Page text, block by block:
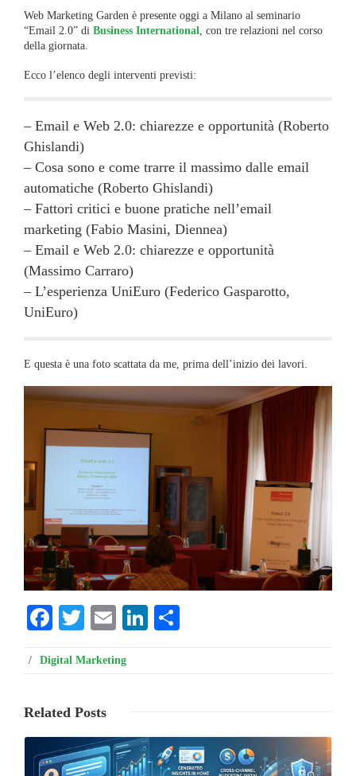
Web Marketing Garden è presente oggi a Milano al seminario
“Email 2.0” di Business International, con tre relazioni nel corso
della giornata.
Ecco l’elenco degli interventi previsti:
– Email e Web 2.0: chiarezze e opportunità (Roberto
Ghislandi)
– Cosa sono e come trarre il massimo dalle email
automatiche (Roberto Ghislandi)
– Fattori critici e buone pratiche nell’email
marketing (Fabio Masini, Diennea)
– Email e Web 2.0: chiarezze e opportunità
(Massimo Carraro)
– L’esperienza UniEuro (Federico Gasparotto,
UniEuro)
E questa è una foto scattata da me, prima dell’inizio dei lavori.
Facebook
Twitter
EmailLinkedIn
/ Digital Marketing
Related Posts